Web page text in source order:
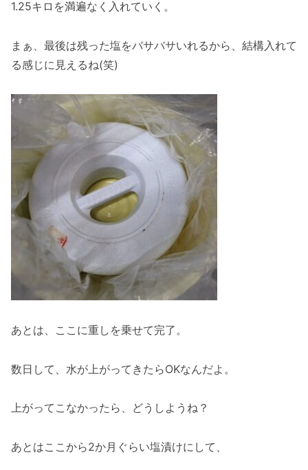
1.25キロを満遍なく入れていく。
まぁ、最後は残った塩をバサバサいれるから、結構入れて
る感じに見えるね(笑)
あとは、ここに重しを乗せて完了。
数日して、水が上がってきたらOKなんだよ。
上がってこなかったら、どうしようね？
あとはここから2か月ぐらい塩漬けにして、